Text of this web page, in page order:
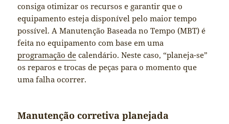
consiga otimizar os recursos e garantir que o
equipamento esteja disponível pelo maior tempo
possível. A Manutenção Baseada no Tempo (MBT) é
feita no equipamento com base em uma
programação de calendário. Neste caso, “planeja-se”
os reparos e trocas de peças para o momento que
uma falha ocorrer.
Manutenção corretiva planejada